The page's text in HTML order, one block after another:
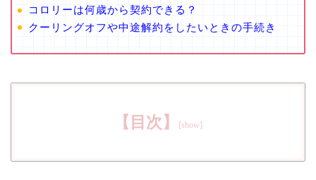
コロリーは何歳から契約できる？
クーリングオフや中途解約をしたいときの手続き
【目次】